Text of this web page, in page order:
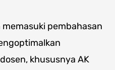
pembahasan
khususnya AK